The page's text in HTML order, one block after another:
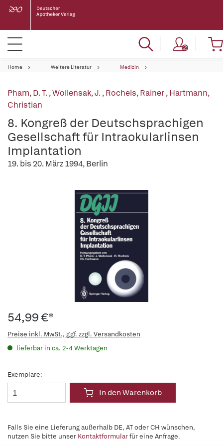
Home Weitere Literatur Medizin
Pham, D. T.,Wollensak, J.,Rochels, Rainer,Hartmann,
Christian
8. Kongreß der Deutschsprachigen
Gesellschaft für Intraokularlinsen
Implantation
19. bis 20. März 1994, Berlin
54,99 €*
Preise inkl. MwSt., ggf. zzgl. Versandkosten
lieferbar in ca. 2-4 Werktagen
Exemplare:
In den Warenkorb
Falls Sie eine Lieferung außerhalb DE, AT oder CH wünschen,
nutzen Sie bitte unser Kontaktformularfür eine Anfrage.